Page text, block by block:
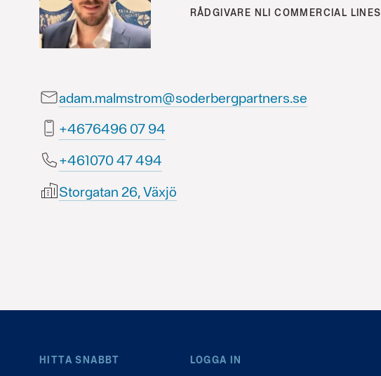
RÅDGIVARE NLI COMMERCIAL LINES
adam.malmstrom@soderbergpartners.se
49 70 6946764+
494 74 070164+
Storgatan 26, Växjö
HITTA SNABBT LOGGA IN